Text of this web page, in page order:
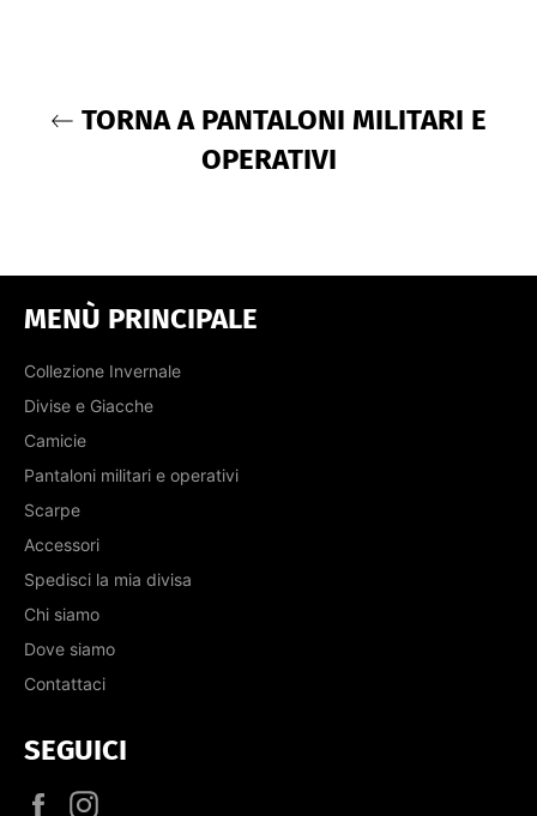
TORNA A PANTALONI MILITARI E
OPERATIVI
MENÙ PRINCIPALE
Collezione Invernale
Divise e Giacche
Camicie
Pantaloni militari e operativi
Scarpe
Accessori
Spedisci la mia divisa
Chi siamo
Dove siamo
Contattaci
SEGUICI
Facebook